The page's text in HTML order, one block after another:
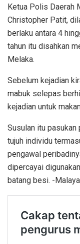
Ketua Polis Daerah
Christopher Patit,
berlaku antara 4
tahun itu disahkan
Melaka.
Sebelum kejadian
mabuk selepas
kejadian untuk
Susulan itu
tujuh individu
pengawal
dipercayai
batang besi. -